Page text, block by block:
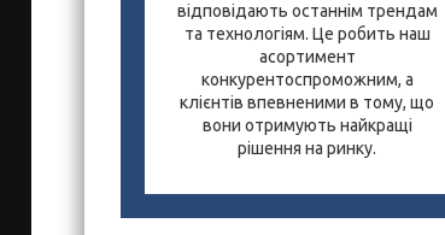
відповідають останнім трендам
та технологіям. Це робить наш
асортимент
конкурентоспроможним, а
клієнтів впевненими в тому, що
вони отримують найкращі
рішення на ринку.